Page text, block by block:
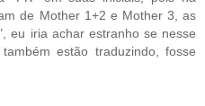
de Mother 1+2 e Mother 3, as
eu iria achar estranho se nesse
estão traduzindo, fosse